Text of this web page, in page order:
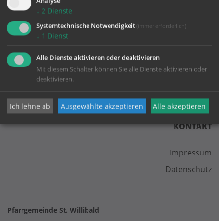
zurück
KONTAKT
Impressum
Datenschutz
Pfarrgemeinde St. Willibald
↓ 2 Dienste
Systemtechnische Notwendigkeit (immer erforderlich)
↓ 1 Dienst
Alle Dienste aktivieren oder deaktivieren
Mit diesem Schalter können Sie alle Dienste aktivieren oder
deaktivieren.
Ich lehne ab Ausgewählte akzeptieren Alle akzeptieren